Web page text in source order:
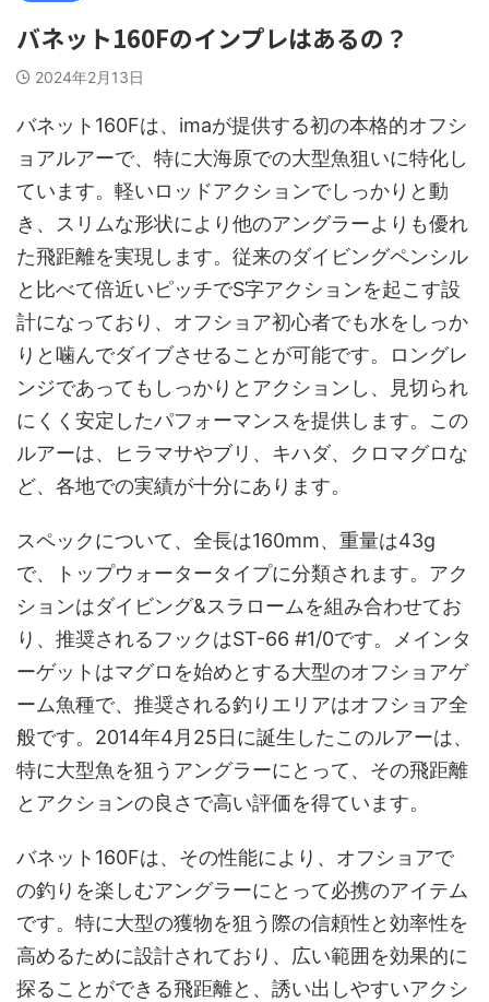
バネット160Fのインプレはあるの？
2024年2月13日
バネット160Fは、imaが提供する初の本格的オフシ
ョアルアーで、特に大海原での大型魚狙いに特化し
ています。軽いロッドアクションでしっかりと動
き、スリムな形状により他のアングラーよりも優れ
た飛距離を実現します。従来のダイビングペンシル
と比べて倍近いピッチでS字アクションを起こす設
計になっており、オフショア初心者でも水をしっか
りと噛んでダイブさせることが可能です。ロングレ
ンジであってもしっかりとアクションし、見切られ
にくく安定したパフォーマンスを提供します。この
ルアーは、ヒラマサやブリ、キハダ、クロマグロな
ど、各地での実績が十分にあります。
スペックについて、全長は160mm、重量は43g
で、トップウォータータイプに分類されます。アク
ションはダイビング&スラロームを組み合わせてお
り、推奨されるフックはST-66 #1/0です。メインタ
ーゲットはマグロを始めとする大型のオフショアゲ
ーム魚種で、推奨される釣りエリアはオフショア全
般です。2014年4月25日に誕生したこのルアーは、
特に大型魚を狙うアングラーにとって、その飛距離
とアクションの良さで高い評価を得ています。
バネット160Fは、その性能により、オフショアで
の釣りを楽しむアングラーにとって必携のアイテム
です。特に大型の獲物を狙う際の信頼性と効率性を
高めるために設計されており、広い範囲を効果的に
探ることができる飛距離と、誘い出しやすいアクシ